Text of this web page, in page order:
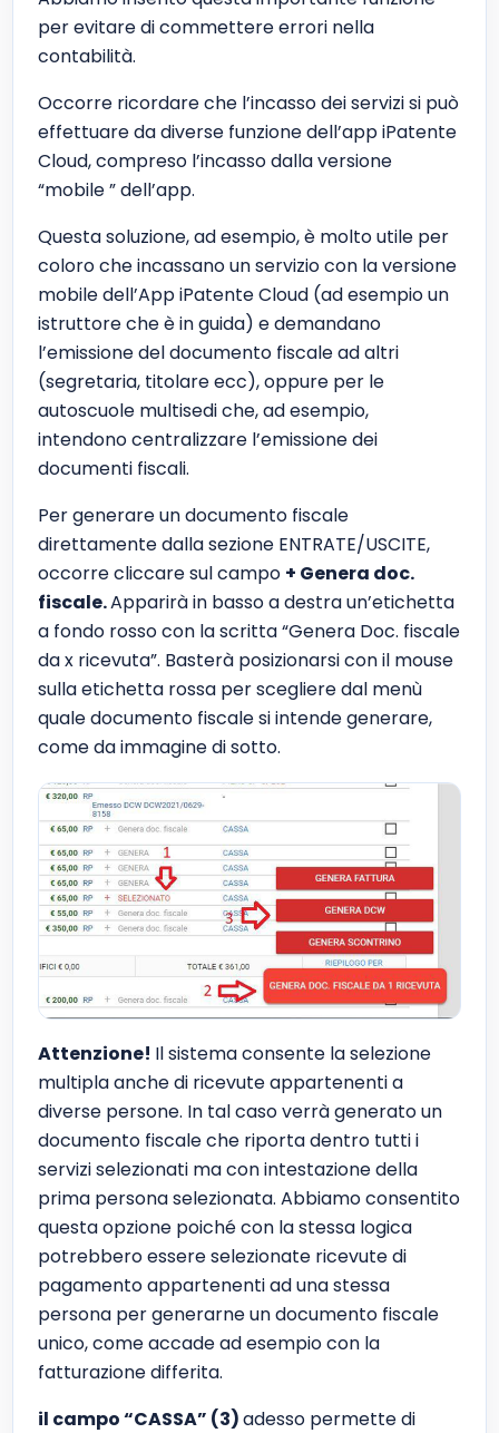
per evitare di commettere errori nella
contabilità.
Occorre ricordare che l’incasso dei servizi si può
effettuare da diverse funzione dell’app iPatente
Cloud, compreso l’incasso dalla versione
“mobile ” dell’app.
Questa soluzione, ad esempio, è molto utile per
coloro che incassano un servizio con la versione
mobile dell’App iPatente Cloud (ad esempio un
istruttore che è in guida) e demandano
l’emissione del documento fiscale ad altri
(segretaria, titolare ecc), oppure per le
autoscuole multisedi che, ad esempio,
intendono centralizzare l’emissione dei
documenti fiscali.
Per generare un documento fiscale
direttamente dalla sezione ENTRATE/USCITE,
occorre cliccare sul campo + Genera doc.
fiscale.Apparirà in basso a destra un’etichetta
a fondo rosso con la scritta “Genera Doc. fiscale
da x ricevuta”. Basterà posizionarsi con il mouse
sulla etichetta rossa per scegliere dal menù
quale documento fiscale si intende generare,
come da immagine di sotto.
Attenzione! Il sistema consente la selezione
multipla anche di ricevute appartenenti a
diverse persone. In tal caso verrà generato un
documento fiscale che riporta dentro tutti i
servizi selezionati ma con intestazione della
prima persona selezionata. Abbiamo consentito
questa opzione poiché con la stessa logica
potrebbero essere selezionate ricevute di
pagamento appartenenti ad una stessa
persona per generarne un documento fiscale
unico, come accade ad esempio con la
fatturazione differita.
il campo “CASSA” (3)adesso permette di